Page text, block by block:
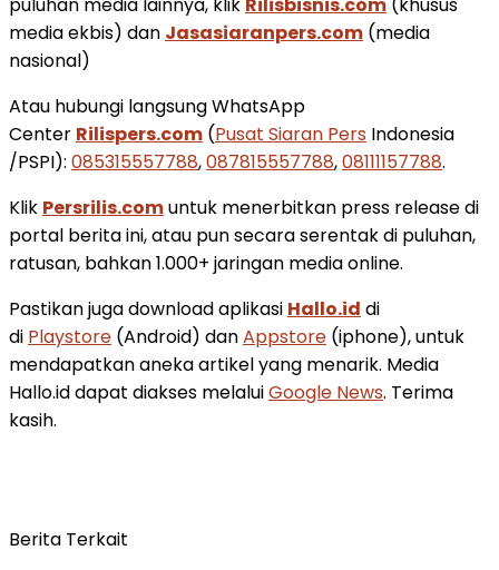
media ekbis) dan Jasasiaranpers.com (media
nasional)
Atau hubungi langsung WhatsApp
Center Rilispers.com (Pusat Siaran Pers Indonesia
/PSPI): 085315557788,087815557788,08111157788.
Klik Persrilis.comuntuk menerbitkan press release di
portal berita ini, atau pun secara serentak di puluhan,
ratusan, bahkan 1.000+ jaringan media online.
Pastikan juga download aplikasi Hallo.id di
di Playstore (Android) danAppstore (iphone), untuk
mendapatkan aneka artikel yang menarik. Media
Hallo.id dapat diakses melaluiGoogle News. Terima
kasih.
Berita Terkait